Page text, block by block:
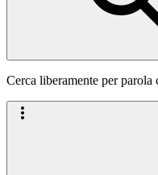
Cerca liberamente per parola